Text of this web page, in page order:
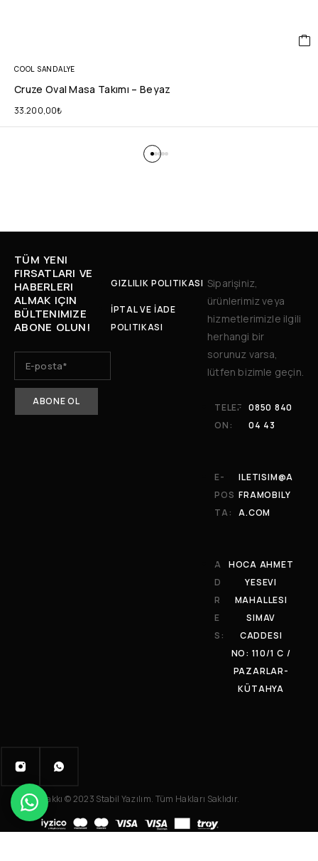
COOL SANDALYE
Cruze Oval Masa Takımı – Beyaz
33.200,00₺
TÜM YENI
FIRSATLARI VE
HABERLERI
ALMAK IÇIN
BÜLTENIMIZE
ABONE OLUN!
GIZLILIK POLITIKASI
İPTAL VE İADE
POLITIKASI
Siparişiniz,
ürünlerimiz veya
hizmetlerimizle ilgili
herhangi bir
sorunuz varsa,
lütfen bizimle geçin.
TELEF
ON:
0850 840
04 43
E-
POS
TA:
ILETISIM@A
FRAMOBILY
A.COM
A
D
R
E
S:
HOCA AHMET
YESEVI
MAHALLESI
SIMAV
CADDESI
NO: 110/1 C /
PAZARLAR-
KÜTAHYA
Telif Hakkı © 2023 Stabil Yazılım. Tüm Hakları Saklıdır.